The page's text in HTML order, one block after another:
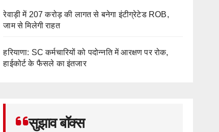
रेवाड़ी में 207 करोड़ की लागत से बनेगा इंटीग्रेटेड ROB,
जाम से मिलेगी राहत
हरियाणा: SC कर्मचारियों को पदोन्नति में आरक्षण पर रोक,
हाईकोर्ट के फैसले का इंतजार
सुझाव बॉक्स